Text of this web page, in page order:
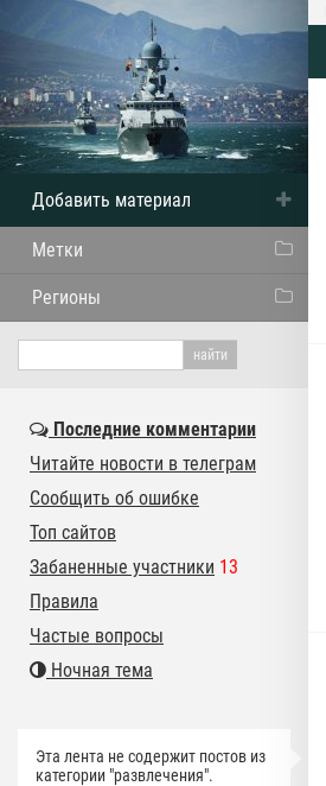
Добавить материал
Метки
Регионы
Последние комментарии
Читайте новости в телеграм
Сообщить об ошибке
Топ сайтов
Забаненные участники 13
Правила
Частые вопросы
Ночная тема
Эта лента не содержит постов из
категории "развлечения".